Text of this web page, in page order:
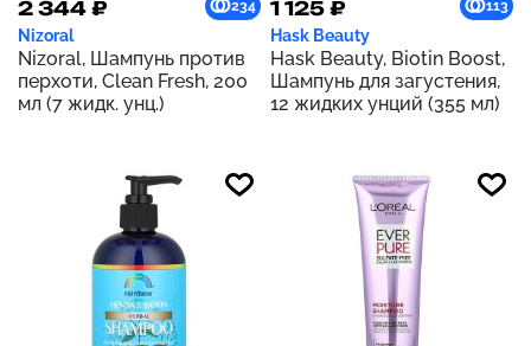
2 344 ₽ 234
Nizoral
Nizoral, Шампунь против
перхоти, Clean Fresh, 200
мл (7 жидк. унц.)
1 125 ₽ 113
Hask Beauty
Hask Beauty, Biotin Boost,
Шампунь для загустения,
12 жидких унций (355 мл)